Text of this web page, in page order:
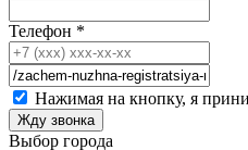
Телефон *
Нажимая на кнопку, я
Выбор города